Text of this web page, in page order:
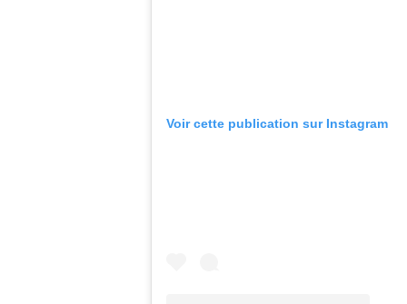
Voir cette publication sur Instagram